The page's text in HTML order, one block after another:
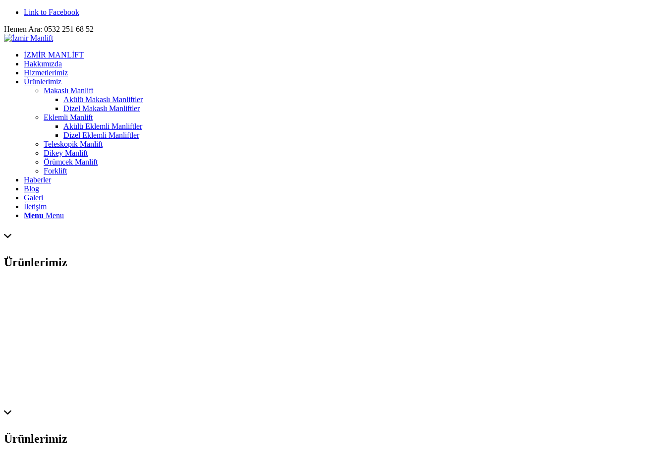
Link to Facebook
Hemen Ara: 0532 251 68 52
İZMİR MANLİFT
Hakkımızda
Hizmetlerimiz
Ürünlerimiz
Makaslı Manlift
Akülü Makaslı Manliftler
Dizel Makaslı Manliftler
Eklemli Manlift
Akülü Eklemli Manliftler
Dizel Eklemli Manliftler
Teleskopik Manlift
Dikey Manlift
Örümcek Manlift
Forklift
Haberler
Blog
Galeri
İletişim
Menu Menu
Ürünlerimiz
Ürünlerimiz